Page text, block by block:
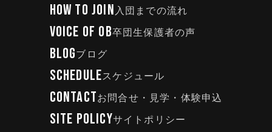
HOW TO JOIN 入団までの流れ
VOICE OF OB卒団生保護者の声
BLOGブログ
SCHEDULEスケジュール
CONTACT お問合せ・見学・体験申込
SITE POLICYサイトポリシー